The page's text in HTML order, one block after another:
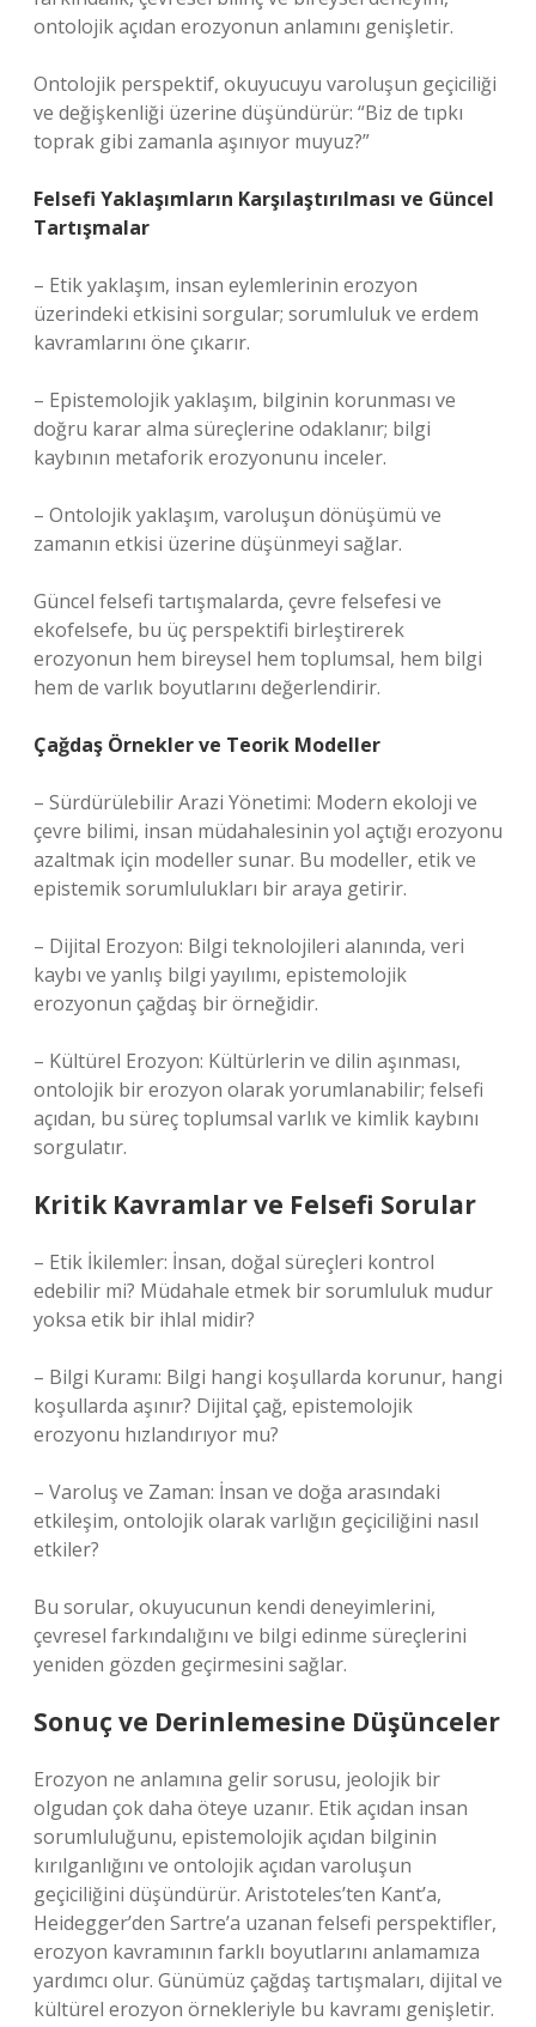
ontolojik açıdan erozyonun anlamını genişletir.
Ontolojik perspektif, okuyucuyu varoluşun geçiciliği
ve değişkenliği üzerine düşündürür: “Biz de tıpkı
toprak gibi zamanla aşınıyor muyuz?”
Felsefi Yaklaşımların Karşılaştırılması ve Güncel
Tartışmalar
– Etik yaklaşım, insan eylemlerinin erozyon
üzerindeki etkisini sorgular; sorumluluk ve erdem
kavramlarını öne çıkarır.
– Epistemolojik yaklaşım, bilginin korunması ve
doğru karar alma süreçlerine odaklanır; bilgi
kaybının metaforik erozyonunu inceler.
– Ontolojik yaklaşım, varoluşun dönüşümü ve
zamanın etkisi üzerine düşünmeyi sağlar.
Güncel felsefi tartışmalarda, çevre felsefesi ve
ekofelsefe, bu üç perspektifi birleştirerek
erozyonun hem bireysel hem toplumsal, hem bilgi
hem de varlık boyutlarını değerlendirir.
Çağdaş Örnekler ve Teorik Modeller
– Sürdürülebilir Arazi Yönetimi: Modern ekoloji ve
çevre bilimi, insan müdahalesinin yol açtığı erozyonu
azaltmak için modeller sunar. Bu modeller, etik ve
epistemik sorumlulukları bir araya getirir.
– Dijital Erozyon: Bilgi teknolojileri alanında, veri
kaybı ve yanlış bilgi yayılımı, epistemolojik
erozyonun çağdaş bir örneğidir.
– Kültürel Erozyon: Kültürlerin ve dilin aşınması,
ontolojik bir erozyon olarak yorumlanabilir; felsefi
açıdan, bu süreç toplumsal varlık ve kimlik kaybını
sorgulatır.
Kritik Kavramlar ve Felsefi Sorular
– Etik İkilemler: İnsan, doğal süreçleri kontrol
edebilir mi? Müdahale etmek bir sorumluluk mudur
yoksa etik bir ihlal midir?
– Bilgi Kuramı: Bilgi hangi koşullarda korunur, hangi
koşullarda aşınır? Dijital çağ, epistemolojik
erozyonu hızlandırıyor mu?
– Varoluş ve Zaman: İnsan ve doğa arasındaki
etkileşim, ontolojik olarak varlığın geçiciliğini nasıl
etkiler?
Bu sorular, okuyucunun kendi deneyimlerini,
çevresel farkındalığını ve bilgi edinme süreçlerini
yeniden gözden geçirmesini sağlar.
Sonuç ve Derinlemesine Düşünceler
Erozyon ne anlamına gelir sorusu, jeolojik bir
olgudan çok daha öteye uzanır. Etik açıdan insan
sorumluluğunu, epistemolojik açıdan bilginin
kırılganlığını ve ontolojik açıdan varoluşun
geçiciliğini düşündürür. Aristoteles’ten Kant’a,
Heidegger’den Sartre’a uzanan felsefi perspektifler,
erozyon kavramının farklı boyutlarını anlamamıza
yardımcı olur. Günümüz çağdaş tartışmaları, dijital ve
kültürel erozyon örnekleriyle bu kavramı genişletir.